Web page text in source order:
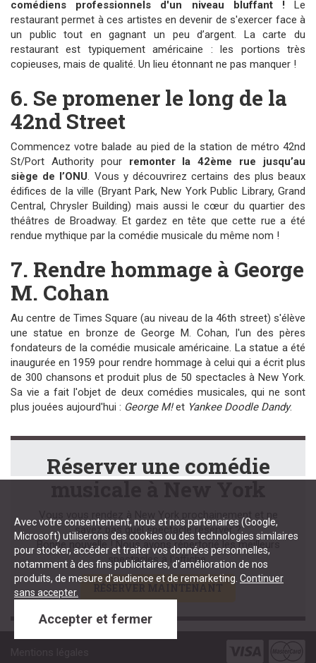
comédiens professionnels d'un niveau bluffant ! Le
restaurant permet à ces artistes en devenir de s'exercer face à
un public tout en gagnant un peu d’argent. La carte du
restaurant est typiquement américaine : les portions très
copieuses, mais de qualité. Un lieu étonnant ne pas manquer !
6. Se promener le long de la
42nd Street
Commencez votre balade au pied de la station de métro 42nd
St/Port Authority pour remonter la 42ème rue jusqu’au
siège de l’ONU. Vous y découvrirez certains des plus beaux
édifices de la ville (Bryant Park, New York Public Library, Grand
Central, Chrysler Building) mais aussi le cœur du quartier des
théâtres de Broadway. Et gardez en tête que cette rue a été
rendue mythique par la comédie musicale du même nom !
7. Rendre hommage à George
M. Cohan
Au centre de Times Square (au niveau de la 46th street) s'élève
une statue en bronze de George M. Cohan, l'un des pères
fondateurs de la comédie musicale américaine. La statue a été
inaugurée en 1959 pour rendre hommage à celui qui a écrit plus
de 300 chansons et produit plus de 50 spectacles à New York.
Sa vie a fait l'objet de deux comédies musicales, qui ne sont
plus jouées aujourd'hui : George M!et Yankee Doodle Dandy.
Réserver une comédie
musicale à New York
Vous vous rendez à New York prochainement et ne
savez pas quel spectacle réserver ?
Bonne nouvelle ! Nous avons répertorié les meilleurs
spectacles à l'affiche.
Avec votre consentement, nous et nos partenaires (Google,
Microsoft) utiliserons des cookies ou des technologies similaires
pour stocker, accéder et traiter vos données personnelles,
notamment à des fins publicitaires, d'amélioration de nos
produits, de mesure d'audience et de remarketing. Continuer
sans accepter.
Accepter et fermer